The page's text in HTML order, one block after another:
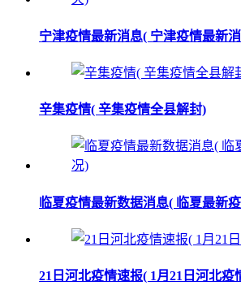
宁津疫情最新消息( 宁津疫情最新
辛集疫情( 辛集疫情全县解封)
临夏疫情最新数据消息( 临夏最新
21日河北疫情速报( 1月21日河北疫